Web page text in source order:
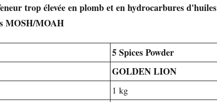
trop élevée en plomb et en hydrocarbures d'huiles
MOSH/MOAH
5 Spices Powder
GOLDEN LION
1 kg